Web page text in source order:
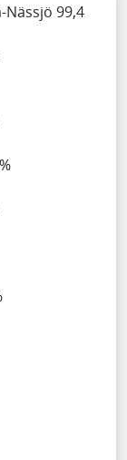
99,4